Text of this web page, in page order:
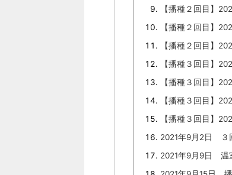
【播種２回目】
【播種２回目】
【播種２回目】
【播種３回目】
【播種３回目】
【播種３回目】
【播種３回目】
2021年9月2日 ３
2021年9月9日 温